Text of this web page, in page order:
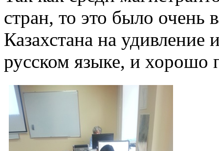
стран, то это было очень
Казахстана на удивление
русском языке, и хорошо